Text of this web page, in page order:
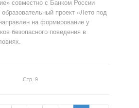
совместно с Банком России
проект «Лето под
на формирование у
безопасного поведения в
Стр. 9